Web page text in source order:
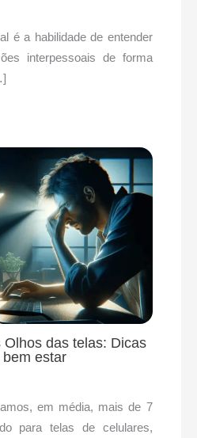
é a habilidade de entender
interpessoais de forma
das telas: Dicas
estar
em média, mais de 7
para telas de celulares,